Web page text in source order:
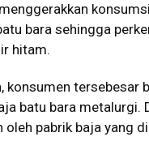
bara sehingga
hitam.
konsumen tersebesar
batu bara metalurgi.
oleh pabrik baja yang